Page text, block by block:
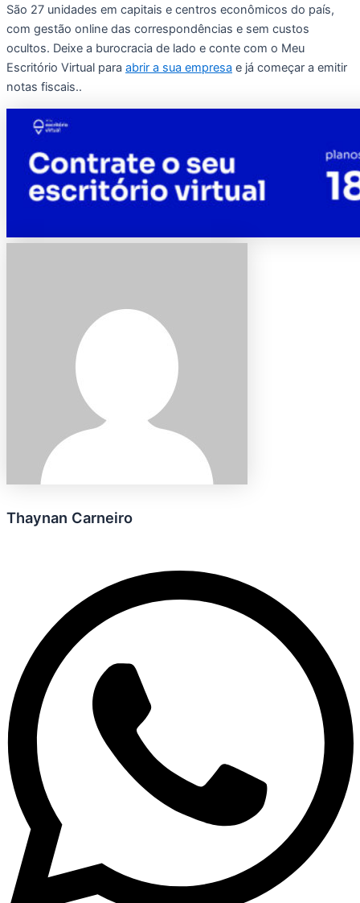
São 27 unidades em capitais e centros econômicos do país,
com gestão online das correspondências e sem custos
ocultos. Deixe a burocracia de lado e conte com o Meu
Escritório Virtual para abrir a sua empresa e já começar a emitir
notas fiscais..
Thaynan Carneiro